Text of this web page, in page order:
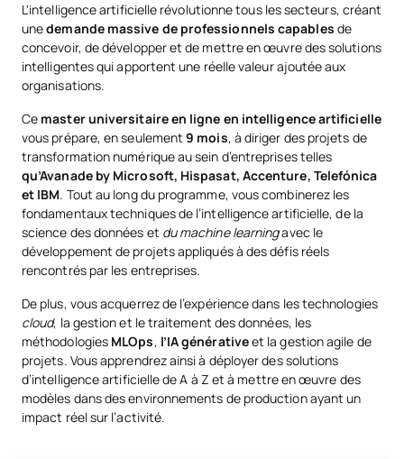
L'intelligence artificielle révolutionne tous les secteurs, créant
unedemande massive de professionnels capables de
concevoir, de développer et de mettre en œuvre des solutions
intelligentes qui apportent une réelle valeur ajoutée aux
organisations.
Ce master universitaire en ligne en intelligence artificielle
vous prépare, en seulement9 mois, à diriger des projets de
transformation numérique au sein d’entreprises telles
qu’Avanade by Microsoft, Hispasat, Accenture, Telefónica
et IBM. Tout au long du programme, vous combinerez les
fondamentaux techniques de l’intelligence artificielle, de la
science des données et du machine learningavec le
développement de projets appliqués à des défis réels
rencontrés par les entreprises.
De plus, vous acquerrez de l’expérience dans les technologies
cloud, la gestion et le traitement des données, les
méthodologies MLOps, l’IA générativeet la gestion agile de
projets. Vous apprendrez ainsi à déployer des solutions
d’intelligence artificielle de A à Z et à mettre en œuvre des
modèles dans des environnements de production ayant un
impact réel sur l’activité.